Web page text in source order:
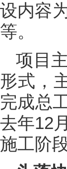
设内容
等。
项目
形式，
完成总
去年12
施工阶